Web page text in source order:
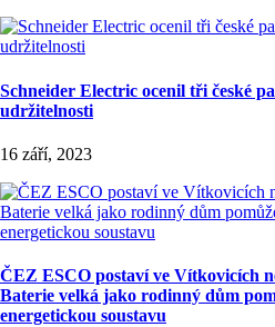
Schneider Electric ocenil tři české
udržitelnosti
16 září, 2023
ČEZ ESCO postaví ve Vítkovicích
Baterie velká jako rodinný dům
energetickou soustavu